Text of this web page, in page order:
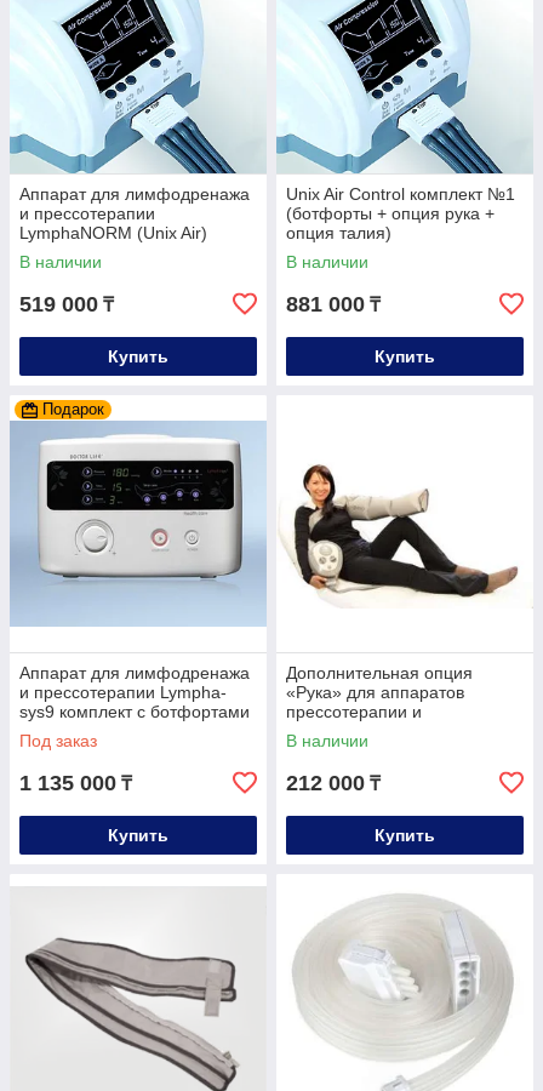
Аппарат для лимфодренажа
и прессотерапии
LymphaNORM (Unix Air)
Control (ботфорты XL)
В наличии
519 000 ₸
Купить
Unix Air Control комплект №1
(ботфорты + опция рука +
опция талия)
В наличии
881 000 ₸
Купить
Подарок
Аппарат для лимфодренажа
и прессотерапии Lympha-
sys9 комплект с ботфортами
+ талия + рука + расширит
Под заказ
1 135 000 ₸
Купить
Дополнительная опция
«Рука» для аппаратов
прессотерапии и
лимфодренажа Premium
Medical (LX-7, LX-9)
В наличии
212 000 ₸
Купить